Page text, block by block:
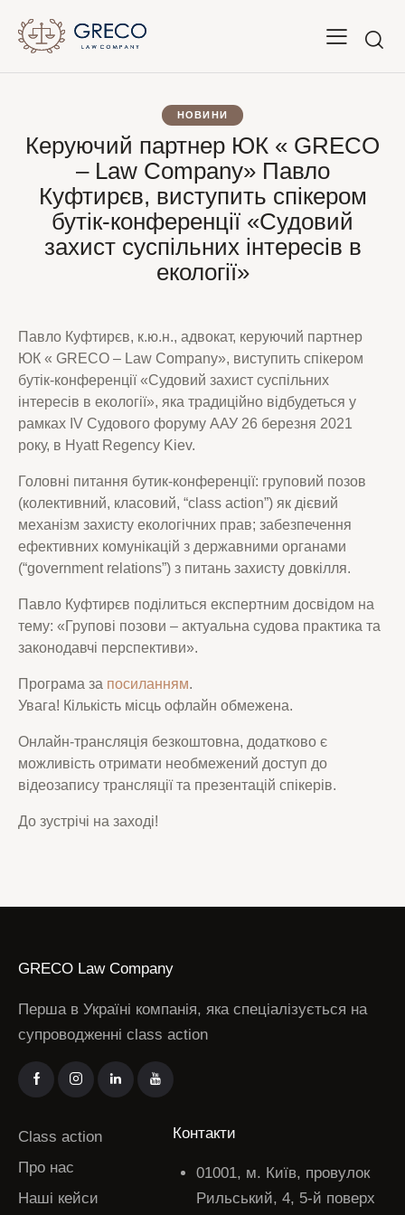
НОВИНИ
Керуючий партнер ЮК « GRECO
– Law Company» Павло
Куфтирєв, виступить спікером
бутік-конференції «Судовий
захист суспільних інтересів в
екології»
Павло Куфтирєв, к.ю.н., адвокат, керуючий партнер
ЮК « GRECO – Law Company», виступить спікером
бутік-конференції «Судовий захист суспільних
інтересів в екології», яка традиційно відбудеться у
рамках IV Судового форуму ААУ 26 березня 2021
року, в Hyatt Regency Kiev.
Головні питання бутик-конференції: груповий позов
(колективний, класовий, “class action”) як дієвий
механізм захисту екологічних прав; забезпечення
ефективних комунікацій з державними органами
(“government relations”) з питань захисту довкілля.
Павло Куфтирєв поділиться експертним досвідом на
тему: «Групові позови – актуальна судова практика та
законодавчі перспективи».
Програма за посиланням.
Увага! Кількість місць офлайн обмежена.
Онлайн-трансляція безкоштовна, додатково є
можливість отримати необмежений доступ до
відеозапису трансляції та презентацій спікерів.
До зустрічі на заході!
GRECO Law Company
Перша в Україні компанія, яка спеціалізується на
супроводженні class action
Class action
Про нас
Наші кейси
Контакти
01001, м. Київ, провулок
Рильський, 4, 5-й поверх